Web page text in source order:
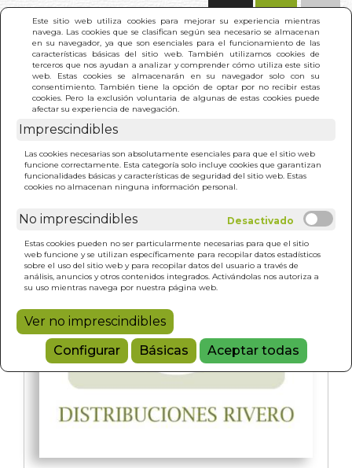
Este sitio web utiliza cookies para mejorar su experiencia mientras
navega. Las cookies que se clasifican según sea necesario se almacenan
en su navegador, ya que son esenciales para el funcionamiento de las
características básicas del sitio web. También utilizamos cookies de
terceros que nos ayudan a analizar y comprender cómo utiliza este sitio
web. Estas cookies se almacenarán en su navegador solo con su
consentimiento. También tiene la opción de optar por no recibir estas
cookies. Pero la exclusión voluntaria de algunas de estas cookies puede
afectar su experiencia de navegación.
Imprescindibles
Las cookies necesarias son absolutamente esenciales para que el sitio web
funcione correctamente. Esta categoría solo incluye cookies que garantizan
funcionalidades básicas y características de seguridad del sitio web. Estas
cookies no almacenan ninguna información personal.
No imprescindibles
Estas cookies pueden no ser particularmente necesarias para que el sitio
web funcione y se utilizan específicamente para recopilar datos estadísticos
sobre el uso del sitio web y para recopilar datos del usuario a través de
análisis, anuncios y otros contenidos integrados. Activándolas nos autoriza a
su uso mientras navega por nuestra página web.
Ver no imprescindibles
Configurar
Básicas Aceptar todas
INICIO > MUNDO PERDIDO. EL